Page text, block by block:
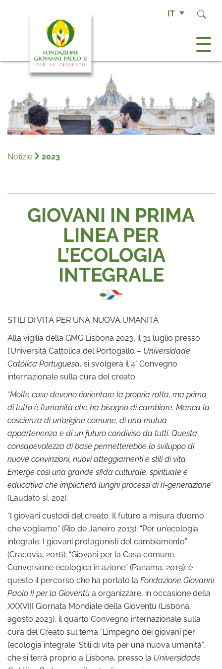
IT
Notizie 2023
GIOVANI IN PRIMA
LINEA PER
L’ECOLOGIA
INTEGRALE
STILI DI VITA PER UNA NUOVA UMANITÀ
Alla vigilia della GMG Lisbona 2023, il 31 luglio presso
l’Università Cattolica del Portogallo – Universidade
Católica Portuguesa, si svolgerà il 4° Convegno
internazionale sulla cura del creato.
“Molte cose devono riorientare la propria rotta, ma prima
di tutto è l’umanità che ha bisogno di cambiare. Manca la
coscienza di un’origine comune, di una mutua
appartenenza e di un futuro condiviso da tutti. Questa
consapevolezza di base permetterebbe lo sviluppo di
nuove convinzioni, nuovi atteggiamenti e stili di vita.
Emerge così una grande sfida culturale, spirituale e
educativa che implicherà lunghi processi di ri-generazione”
(Laudato si’, 202).
“I giovani custodi del creato. Il futuro a misura d’uomo
che vogliamo” (Rio de Janeiro 2013); “Per un’ecologia
integrale. I giovani protagonisti del cambiamento”
(Cracovia, 2016); “Giovani per la Casa comune.
Conversione ecologica in azione” (Panama, 2019): è
questo il percorso che ha portato la Fondazione Giovanni
Paolo II per la Gioventùa organizzare, in occasione della
XXXVIII Giornata Mondiale della Gioventù (Lisbona,
agosto 2023), il quarto Convegno internazionale sulla
cura del Creato sul tema “L’impegno dei giovani per
l’ecologia integrale. Stili di vita per una nuova umanità”,
che si terrà proprio a Lisbona, presso la Universidade